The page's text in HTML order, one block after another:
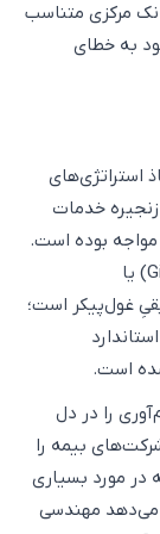
مرکزی متناسب
به خطای
استراتژی‌های
خدمات
بوده است.
نمونه بارز این مدعا، توسعه فناوری (Gigacasting) یا
غول‌پیکر است؛
است.
را در دل
بیمه را
در مورد بسیاری
می‌دهد مهندسی